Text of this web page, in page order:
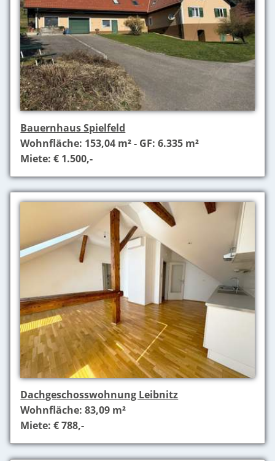
Bauernhaus Spielfeld
Wohnfläche: 153,04 m² - GF: 6.335 m²
Miete: € 1.500,-
Dachgeschosswohnung Leibnitz
Wohnfläche: 83,09 m²
Miete: € 788,-